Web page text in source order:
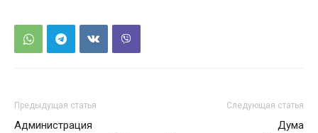
Предыдущая статья
Администрация
Следующая статья
Дума